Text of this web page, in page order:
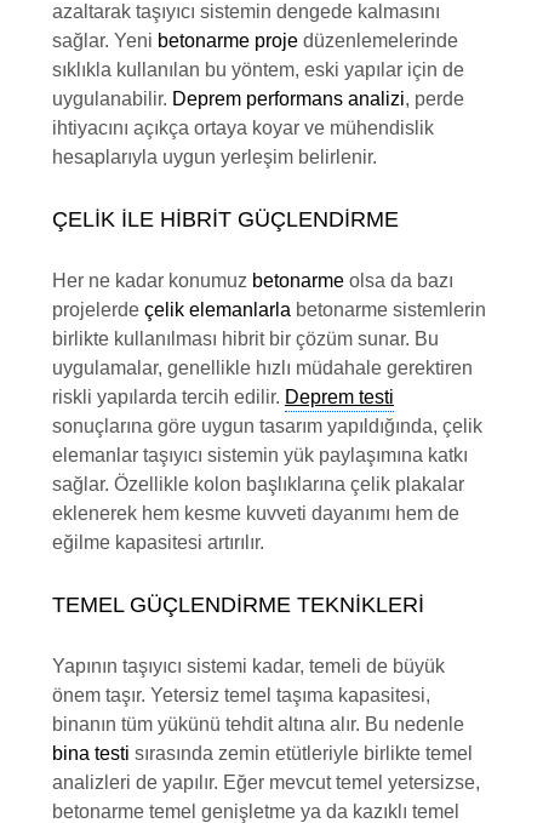
azaltarak taşıyıcı sistemin dengede kalmasını
sağlar. Yeni betonarme projedüzenlemelerinde
sıklıkla kullanılan bu yöntem, eski yapılar için de
uygulanabilir. Deprem performans analizi, perde
ihtiyacını açıkça ortaya koyar ve mühendislik
hesaplarıyla uygun yerleşim belirlenir.
ÇELIK İLE HIBRIT GÜÇLENDIRME
Her ne kadar konumuz betonarmeolsa da bazı
projelerde çelik elemanlarla betonarme sistemlerin
birlikte kullanılması hibrit bir çözüm sunar. Bu
uygulamalar, genellikle hızlı müdahale gerektiren
riskli yapılarda tercih edilir. Deprem testi
sonuçlarına göre uygun tasarım yapıldığında, çelik
elemanlar taşıyıcı sistemin yük paylaşımına katkı
sağlar. Özellikle kolon başlıklarına çelik plakalar
eklenerek hem kesme kuvveti dayanımı hem de
eğilme kapasitesi artırılır.
TEMEL GÜÇLENDIRME TEKNIKLERI
Yapının taşıyıcı sistemi kadar, temeli de büyük
önem taşır. Yetersiz temel taşıma kapasitesi,
binanın tüm yükünü tehdit altına alır. Bu nedenle
bina testi sırasında zemin etütleriyle birlikte temel
analizleri de yapılır. Eğer mevcut temel yetersizse,
betonarme temel genişletme ya da kazıklı temel